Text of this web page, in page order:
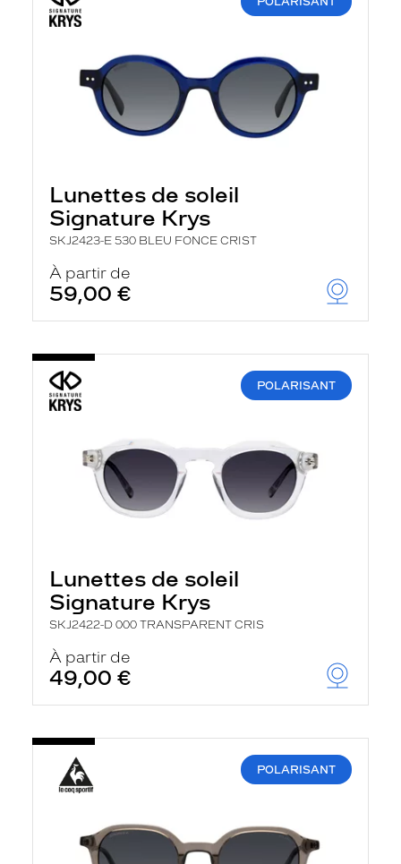
Lunettes de soleil
Signature Krys
SKJ2423-E 530 BLEU FONCE CRIST
À partir de
59,00 €
POLARISANT
Lunettes de soleil
Signature Krys
SKJ2422-D 000 TRANSPARENT CRIS
À partir de
49,00 €
POLARISANT